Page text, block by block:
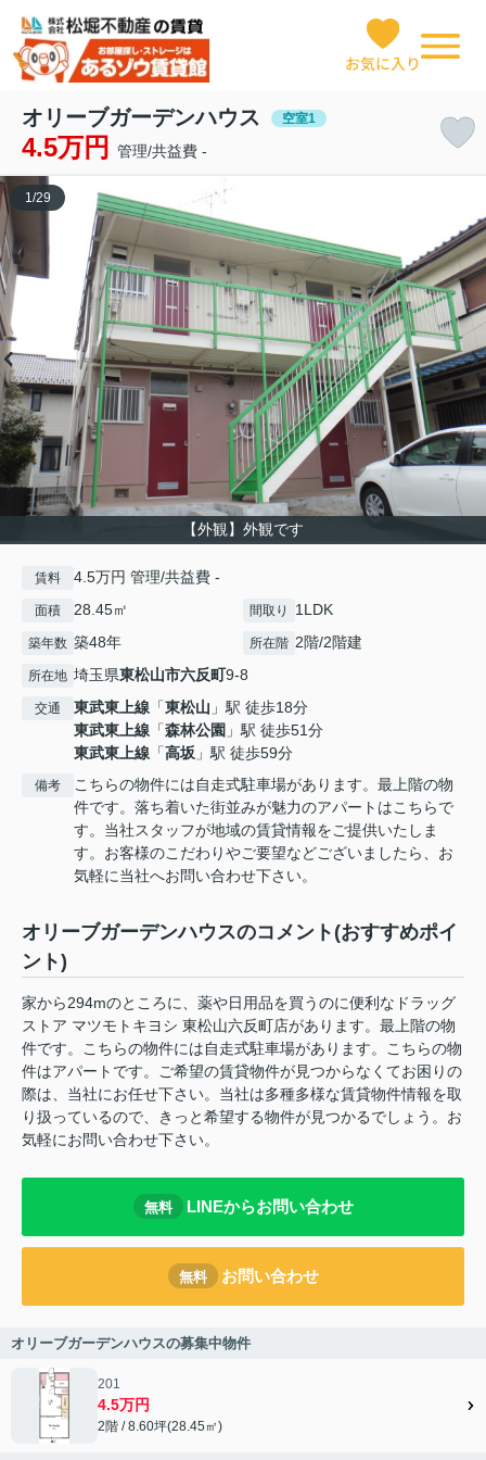
お気に入り
オリーブガーデンハウス 空室1
4.5万円 管理/共益費 -
【外観】外観です
1/29
賃料 4.5万円 管理/共益費 -
面積 28.45㎡ 間取り 1LDK
築年数 築48年 所在階 2階/2階建
所在地 埼玉県東松山市六反町9-8
交通 東武東上線 「東松山 」駅 徒歩18分
東武東上線 「森林公園 」駅 徒歩51分
東武東上線 「高坂 」駅 徒歩59分
備考
こちらの物件には自走式駐車場があります。最上階の物
件です。落ち着いた街並みが魅力のアパートはこちらで
す。当社スタッフが地域の賃貸情報をご提供いたしま
す。お客様のこだわりやご要望などございましたら、お
気軽に当社へお問い合わせ下さい。
オリーブガーデンハウスのコメント(おすすめポイ
ント)
家から294mのところに、薬や日用品を買うのに便利なドラッグ
ストア マツモトキヨシ 東松山六反町店があります。最上階の物
件です。こちらの物件には自走式駐車場があります。こちらの物
件はアパートです。ご希望の賃貸物件が見つからなくてお困りの
際は、当社にお任せ下さい。当社は多種多様な賃貸物件情報を取
り扱っているので、きっと希望する物件が見つかるでしょう。お
気軽にお問い合わせ下さい。
無料 LINEからお問い合わせ
無料 お問い合わせ
オリーブガーデンハウスの募集中物件
201
4.5万円
2階 / 8.60坪(28.45㎡)